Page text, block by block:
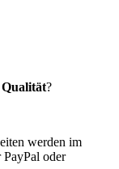
?
werden im
oder